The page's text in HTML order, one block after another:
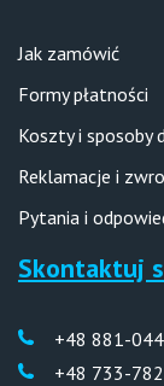
Jak zamówić
Formy płatności
Koszty i sposoby
Reklamacje i
Pytania i
Skontaktuj
+48 881-
+48 733-